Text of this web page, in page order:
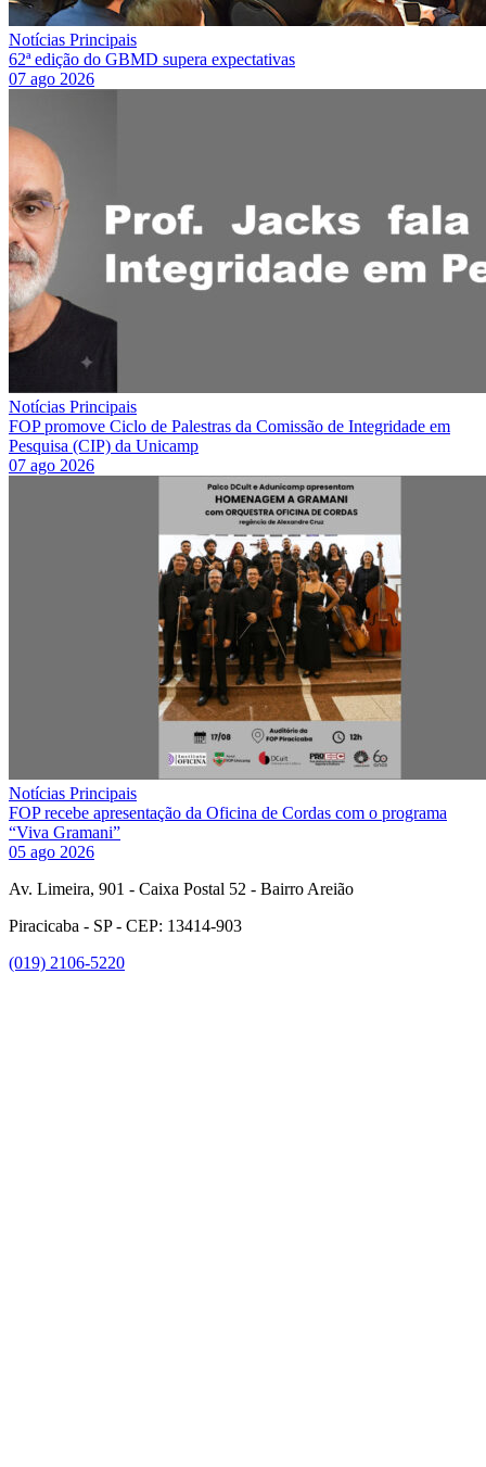
Notícias Principais
62ª edição do GBMD supera expectativas
07 ago 2026
Notícias Principais
FOP promove Ciclo de Palestras da Comissão de Integridade em
Pesquisa (CIP) da Unicamp
07 ago 2026
Notícias Principais
FOP recebe apresentação da Oficina de Cordas com o programa
“Viva Gramani”
05 ago 2026
Av. Limeira, 901 - Caixa Postal 52 - Bairro Areião
Piracicaba - SP - CEP: 13414-903
(019) 2106-5220